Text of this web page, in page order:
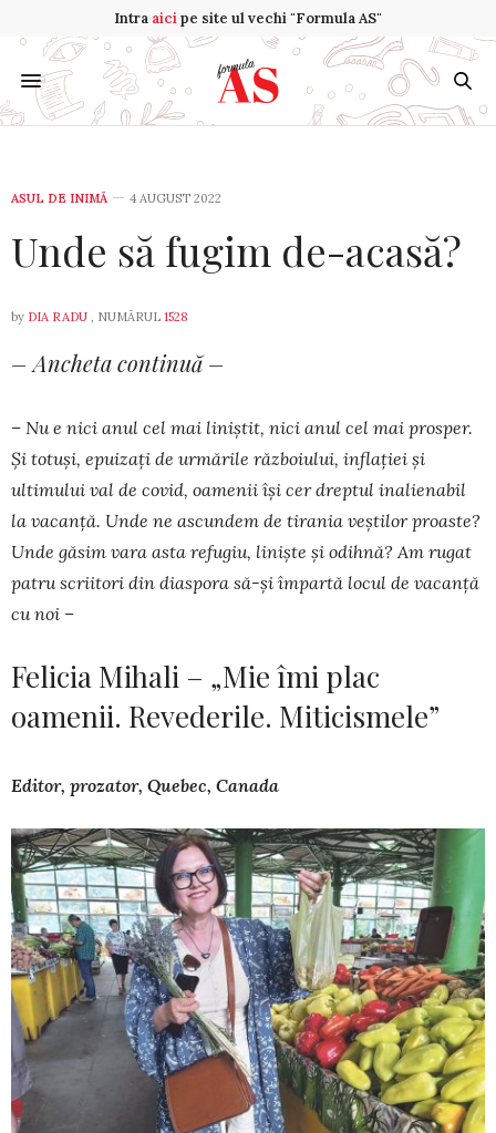
Intra aicipe site ul vechi "Formula AS"
ASUL DE INIMĂ 4 AUGUST 2022
Unde să fugim de-acasă?
by DIA RADU , NUMĂRUL 1528
– Ancheta continuă –
– Nu e nici anul cel mai liniștit, nici anul cel mai prosper.
Și to­tuși, epuizați de urmările războiului, inflației și
ultimului val de co­vid, oamenii își cer dreptul inalienabil
la vacanță. Unde ne as­cundem de tirania veștilor proaste?
Unde găsim vara asta refu­giu, liniște și odihnă? Am rugat
patru scriitori din diaspora să-și împartă locul de vacanță
cu noi –
Felicia Mihali – „Mie îmi plac
oamenii. Revederile. Miticismele”
Editor, prozator, Quebec, Canada